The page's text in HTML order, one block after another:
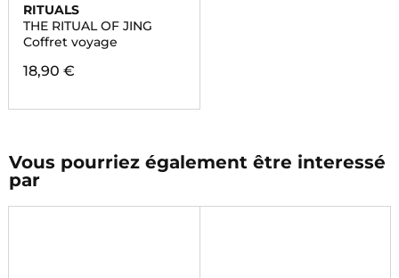
RITUALS
THE RITUAL OF JING
Coffret voyage
18,90 €
Vous pourriez également être interessé
par